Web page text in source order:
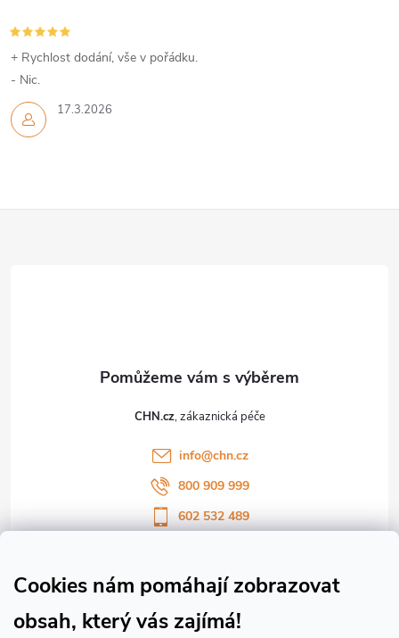
Cookies nám pomáhají zobrazovat
obsah, který vás zajímá!
u
17.3.2026
+ Rychlost dodání, vše v pořádku.
- Nic.
CHN.cz
info@chn.cz
800 909 999
602 532 489
Sledujte náš vlog CHN_CZ